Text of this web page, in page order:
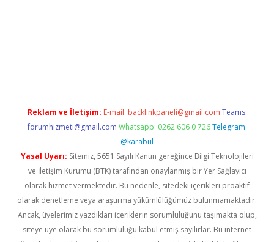
Reklam ve İletişim: E-mail: backlinkpaneli@gmail.com Teams:
forumhizmeti@gmail.com Whatsapp: 0262 606 0 726 Telegram:
@karabul
Yasal Uyarı: Sitemiz, 5651 Sayılı Kanun gereğince Bilgi Teknolojileri
ve İletişim Kurumu (BTK) tarafından onaylanmış bir Yer Sağlayıcı
olarak hizmet vermektedir. Bu nedenle, sitedeki içerikleri proaktif
olarak denetleme veya araştırma yükümlülüğümüz bulunmamaktadır.
Ancak, üyelerimiz yazdıkları içeriklerin sorumluluğunu taşımakta olup,
siteye üye olarak bu sorumluluğu kabul etmiş sayılırlar. Bu internet